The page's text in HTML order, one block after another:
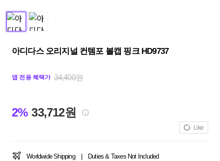
아디다스 오리지널 컨템포 볼캡 핑크 HD9737
앱 전용 혜택가 34,400원
2% 33,712원
Like
Worldwide Shipping Duties & Taxes Not Included